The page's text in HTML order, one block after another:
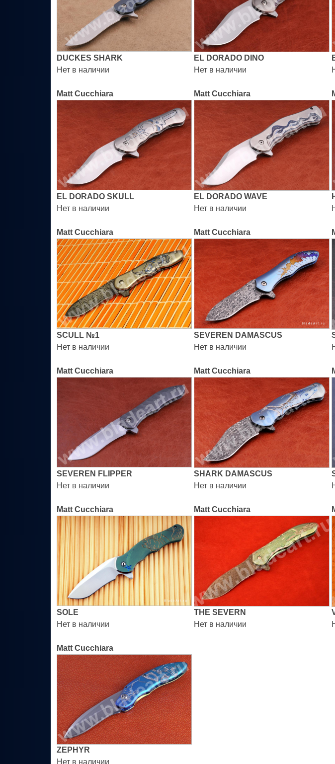
DUCKES SHARK
Нет в наличии
EL DORADO DINO
Нет в наличии
Matt Cucchiara Matt Cucchiara
EL DORADO SKULL
Нет в наличии
EL DORADO WAVE
Нет в наличии
Matt Cucchiara Matt Cucchiara
SCULL №1
Нет в наличии
SEVEREN DAMASCUS
Нет в наличии
Matt Cucchiara Matt Cucchiara
SEVEREN FLIPPER
Нет в наличии
SHARK DAMASCUS
Нет в наличии
Matt Cucchiara Matt Cucchiara
SOLE
Нет в наличии
THE SEVERN
Нет в наличии
Matt Cucchiara
ZEPHYR
Нет в наличии